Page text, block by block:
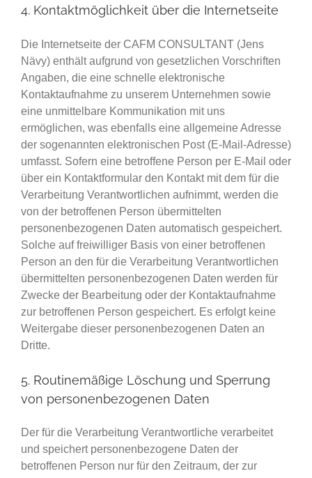
4. Kontaktmöglichkeit über die Internetseite
Die Internetseite der CAFM CONSULTANT (Jens
Nävy) enthält aufgrund von gesetzlichen Vorschriften
Angaben, die eine schnelle elektronische
Kontaktaufnahme zu unserem Unternehmen sowie
eine unmittelbare Kommunikation mit uns
ermöglichen, was ebenfalls eine allgemeine Adresse
der sogenannten elektronischen Post (E-Mail-Adresse)
umfasst. Sofern eine betroffene Person per E-Mail oder
über ein Kontaktformular den Kontakt mit dem für die
Verarbeitung Verantwortlichen aufnimmt, werden die
von der betroffenen Person übermittelten
personenbezogenen Daten automatisch gespeichert.
Solche auf freiwilliger Basis von einer betroffenen
Person an den für die Verarbeitung Verantwortlichen
übermittelten personenbezogenen Daten werden für
Zwecke der Bearbeitung oder der Kontaktaufnahme
zur betroffenen Person gespeichert. Es erfolgt keine
Weitergabe dieser personenbezogenen Daten an
Dritte.
5. Routinemäßige Löschung und Sperrung
von personenbezogenen Daten
Der für die Verarbeitung Verantwortliche verarbeitet
und speichert personenbezogene Daten der
betroffenen Person nur für den Zeitraum, der zur